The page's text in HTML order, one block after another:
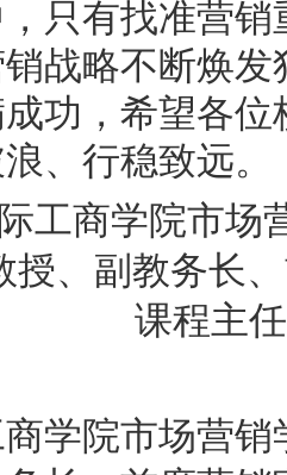
只有找准营
战略不断焕
功，希望各
、行稳致远。
学院市场营